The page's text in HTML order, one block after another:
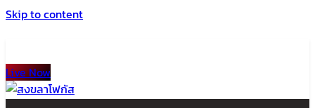
Skip to content
Live Now